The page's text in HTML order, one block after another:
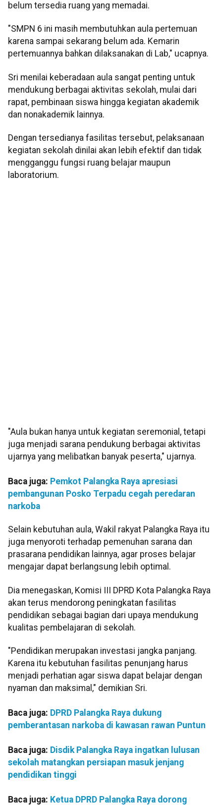
belum tersedia ruang yang memadai.
"SMPN 6 ini masih membutuhkan aula pertemuan
karena sampai sekarang belum ada. Kemarin
pertemuannya bahkan dilaksanakan di Lab," ucapnya.
Sri menilai keberadaan aula sangat penting untuk
mendukung berbagai aktivitas sekolah, mulai dari
rapat, pembinaan siswa hingga kegiatan akademik
dan nonakademik lainnya.
Dengan tersedianya fasilitas tersebut, pelaksanaan
kegiatan sekolah dinilai akan lebih efektif dan tidak
mengganggu fungsi ruang belajar maupun
laboratorium.
"Aula bukan hanya untuk kegiatan seremonial, tetapi
juga menjadi sarana pendukung berbagai aktivitas
ujarnya yang melibatkan banyak peserta," ujarnya.
Baca juga: Pemkot Palangka Raya apresiasi
pembangunan Posko Terpadu cegah peredaran
narkoba
Selain kebutuhan aula, Wakil rakyat Palangka Raya itu
juga menyoroti terhadap pemenuhan sarana dan
prasarana pendidikan lainnya, agar proses belajar
mengajar dapat berlangsung lebih optimal.
Dia menegaskan, Komisi III DPRD Kota Palangka Raya
akan terus mendorong peningkatan fasilitas
pendidikan sebagai bagian dari upaya mendukung
kualitas pembelajaran di sekolah.
"Pendidikan merupakan investasi jangka panjang.
Karena itu kebutuhan fasilitas penunjang harus
menjadi perhatian agar siswa dapat belajar dengan
nyaman dan maksimal," demikian Sri.
Baca juga: DPRD Palangka Raya dukung
pemberantasan narkoba di kawasan rawan Puntun
Baca juga: Disdik Palangka Raya ingatkan lulusan
sekolah matangkan persiapan masuk jenjang
pendidikan tinggi
Baca juga: Ketua DPRD Palangka Raya dorong